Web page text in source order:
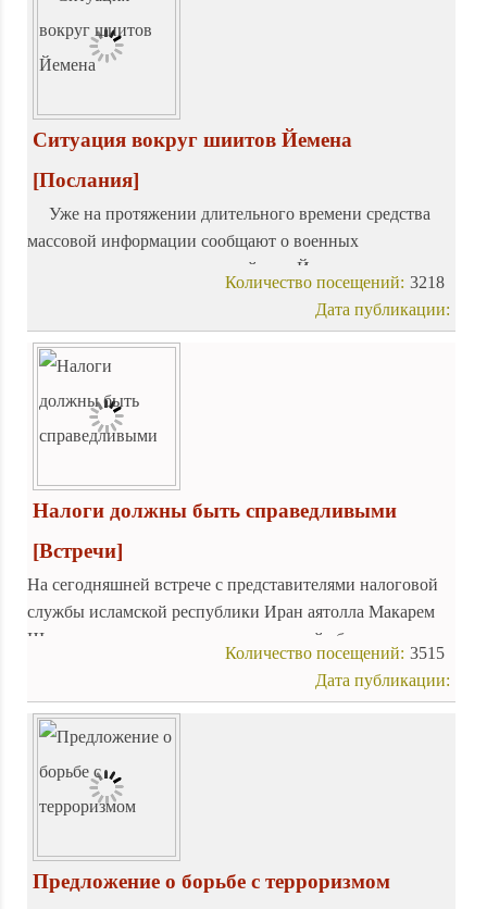
Ситуация вокруг шиитов Йемена
[Послания]
Уже на протяжении длительного времени средства
массовой информации сообщают о военных
столкновениях в северных районах Йемена, возникших
в результате разногласий между правительством и
группой шиитов-зейдитов – сторонников политического
лидера аль-Хуси.
3218
Количество посещений:
Дата публикации:
Налоги должны быть справедливыми
[Встречи]
На сегодняшней встрече с представителями налоговой
службы исламской республики Иран аятолла Макарем
Ширази подчеркнул, что справедливый сбор налогов с
населения никоим образом не противоречит шариату.
3515
Количество посещений:
Дата публикации:
Предложение о борьбе с терроризмом